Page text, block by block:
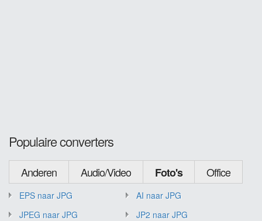
Populaire converters
Anderen Audio/Video Foto's Office
EPS naar JPG
AI naar JPG
JPEG naar JPG
JP2 naar JPG